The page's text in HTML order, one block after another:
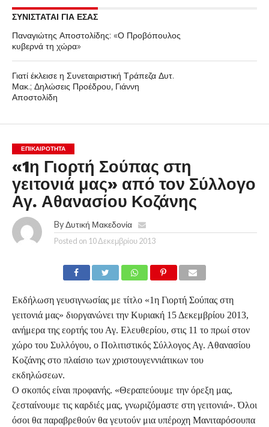
ΣΥΝΙΣΤΑΤΑΙ ΓΙΑ ΕΣΑΣ
Παναγιώτης Αποστολίδης: «Ο Προβόπουλος
κυβερνά τη χώρα»
Γιατί έκλεισε η Συνεταιριστική Τράπεζα Δυτ.
Μακ.; Δηλώσεις Προέδρου, Γιάννη
Αποστολίδη
ΕΠΙΚΑΙΡΟΤΗΤΑ
«1η Γιορτή Σούπας στη
γειτονιά μας» από τον Σύλλογο
Αγ. Αθανασίου Κοζάνης
By Δυτική Μακεδονία
Posted on 10 Δεκεμβρίου 2013
Εκδήλωση γευσιγνωσίας με τίτλο «1η Γιορτή Σούπας στη
γειτονιά μας» διοργανώνει την Κυριακή 15 Δεκεμβρίου 2013,
ανήμερα της εορτής του Αγ. Ελευθερίου, στις 11 το πρωί στον
χώρο του Συλλόγου, ο Πολιτιστικός Σύλλογος Αγ. Αθανασίου
Κοζάνης στο πλαίσιο των χριστουγεννιάτικων του
εκδηλώσεων.
Ο σκοπός είναι προφανής. «Θεραπεύουμε την όρεξη μας,
ζεσταίνουμε τις καρδιές μας, γνωριζόμαστε στη γειτονιά». Όλοι
όσοι θα παραβρεθούν θα γευτούν μια υπέροχη Μανιταρόσουπα